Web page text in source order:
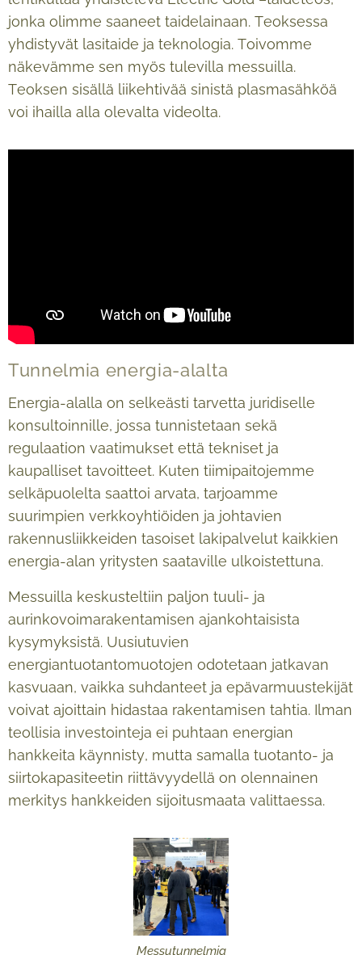
jonka olimme saaneet taidelainaan. Teoksessa
yhdistyvät lasitaide ja teknologia. Toivomme
näkevämme sen myös tulevilla messuilla.
Teoksen sisällä liikehtivää sinistä plasmasähköä
voi ihailla alla olevalta videolta.
Tunnelmia energia-alalta
Energia-alalla on selkeästi tarvetta juridiselle
konsultoinnille, jossa tunnistetaan sekä
regulaation vaatimukset että tekniset ja
kaupalliset tavoitteet. Kuten tiimipaitojemme
selkäpuolelta saattoi arvata, tarjoamme
suurimpien verkkoyhtiöiden ja johtavien
rakennusliikkeiden tasoiset lakipalvelut kaikkien
energia-alan yritysten saataville ulkoistettuna.
Messuilla keskusteltiin paljon tuuli- ja
aurinkovoimarakentamisen ajankohtaisista
kysymyksistä. Uusiutuvien
energiantuotantomuotojen odotetaan jatkavan
kasvuaan, vaikka suhdanteet ja epävarmuustekijät
voivat ajoittain hidastaa rakentamisen tahtia. Ilman
teollisia investointeja ei puhtaan energian
hankkeita käynnisty, mutta samalla tuotanto- ja
siirtokapasiteetin riittävyydellä on olennainen
merkitys hankkeiden sijoitusmaata valittaessa.
Messutunnelmia